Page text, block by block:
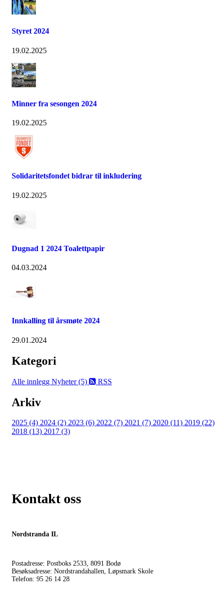
Styret 2024
19.02.2025
Minner fra sesongen 2024
19.02.2025
Solidaritetsfondet bidrar til inkludering
19.02.2025
Dugnad 1 2024 Toalettpapir
04.03.2024
Innkalling til årsmøte 2024
29.01.2024
Kategori
Alle innlegg Nyheter (5) RSS
Arkiv
2025 (4) 2024 (2) 2023 (6) 2022 (7) 2021 (7) 2020 (11) 2019 (22)
2018 (13) 2017 (3)
Kontakt oss
Nordstranda IL
Postadresse: Postboks 2533, 8091 Bodø
Besøksadresse: Nordstrandahallen, Løpsmark Skole
Telefon: 95 26 14 28